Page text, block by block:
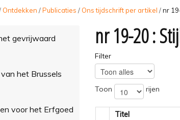
Ontdekken /Publicaties / Ons tijdschrift per artikel /nr
gevrijwaard
het Brussels
voor het Erfgoed
nr 19-20 :
Filter
Toon rijen
Titel